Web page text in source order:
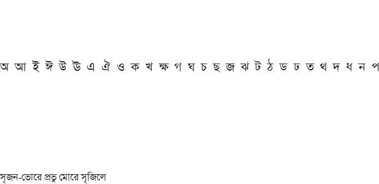
অ আ ই ঈ উ ঊ এ ঐ ও ক খ ক্ষ গ ঘ চ ছ জ ঝ ট ঠ ড ঢ ত থ দ ধ ন প
সৃজন-ভোরে প্রভু মোরে সৃজিলে